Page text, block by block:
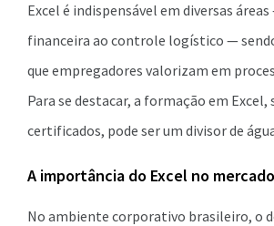
Excel é indispensável em diversas
financeira ao controle logístico —
que empregadores valorizam em
Para se destacar, a formação em
certificados, pode ser um divisor de
A importância do Excel no
No ambiente corporativo brasileiro, o